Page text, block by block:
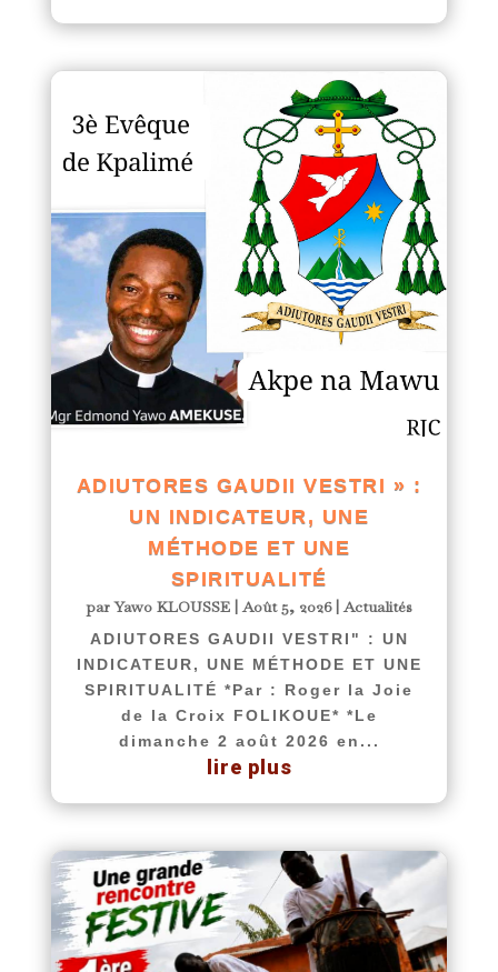
ADIUTORES GAUDII VESTRI » :
UN INDICATEUR, UNE
MÉTHODE ET UNE
SPIRITUALITÉ
parYawo KLOUSSE|Août 5, 2026|Actualités
ADIUTORES GAUDII VESTRI" : UN
INDICATEUR, UNE MÉTHODE ET UNE
SPIRITUALITÉ *Par : Roger la Joie
de la Croix FOLIKOUE* *Le
dimanche 2 août 2026 en...
lire plus